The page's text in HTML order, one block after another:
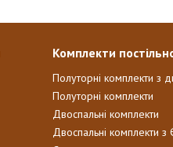
Комплекти
Полуторні комплекти з
Полуторні комплекти
Двоспальні комплекти
Двоспальні комплекти